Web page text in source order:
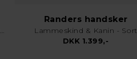
Karklud & Rengøringsklud - Pro Kvalitet - Valgfri Farve
Randers handsker
Lammeskind & Kanin - Sort
DKK 1.399,-